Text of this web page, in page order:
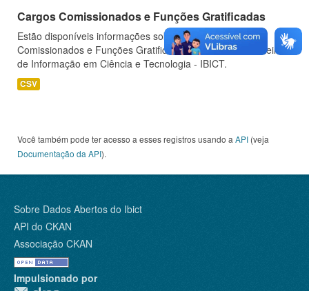
Cargos Comissionados e Funções Gratificadas
Estão disponíveis informações sobre os Cargos
Comissionados e Funções Gratificadas do Instituto Brasileiro
de Informação em Ciência e Tecnologia - IBICT.
CSV
Você também pode ter acesso a esses registros usando a API (veja
Documentação da API).
Sobre Dados Abertos do Ibict
API do CKAN
Associação CKAN
Impulsionado por